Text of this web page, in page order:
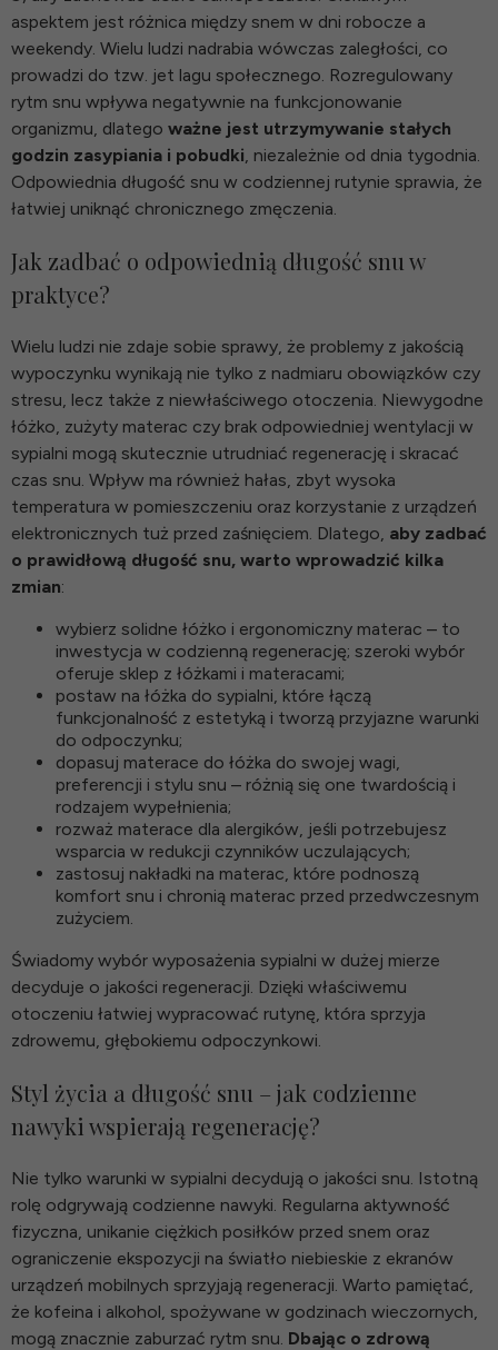
aspektem jest różnica między snem w dni robocze a
weekendy. Wielu ludzi nadrabia wówczas zaległości, co
prowadzi do tzw. jet lagu społecznego. Rozregulowany
rytm snu wpływa negatywnie na funkcjonowanie
organizmu, dlatego ważne jest utrzymywanie stałych
godzin zasypiania i pobudki , niezależnie od dnia tygodnia.
Odpowiednia długość snu w codziennej rutynie sprawia, że
łatwiej uniknąć chronicznego zmęczenia.
Jak zadbać o odpowiednią długość snu w
praktyce?
Wielu ludzi nie zdaje sobie sprawy, że problemy z jakością
wypoczynku wynikają nie tylko z nadmiaru obowiązków czy
stresu, lecz także z niewłaściwego otoczenia. Niewygodne
łóżko, zużyty materac czy brak odpowiedniej wentylacji w
sypialni mogą skutecznie utrudniać regenerację i skracać
czas snu. Wpływ ma również hałas, zbyt wysoka
temperatura w pomieszczeniu oraz korzystanie z urządzeń
elektronicznych tuż przed zaśnięciem. Dlatego, aby zadbać
o prawidłową długość snu, warto wprowadzić kilka
zmian:
wybierz solidne łóżko i ergonomiczny materac – to
inwestycja w codzienną regenerację; szeroki wybór
oferuje sklep z łóżkami i materacami;
postaw na łóżka do sypialni , które łączą
funkcjonalność z estetyką i tworzą przyjazne warunki
do odpoczynku;
dopasuj materace do łóżka do swojej wagi,
preferencji i stylu snu – różnią się one twardością i
rodzajem wypełnienia;
rozważ materace dla alergików , jeśli potrzebujesz
wsparcia w redukcji czynników uczulających;
zastosuj nakładki na materac , które podnoszą
komfort snu i chronią materac przed przedwczesnym
zużyciem.
Świadomy wybór wyposażenia sypialni w dużej mierze
decyduje o jakości regeneracji. Dzięki właściwemu
otoczeniu łatwiej wypracować rutynę, która sprzyja
zdrowemu, głębokiemu odpoczynkowi.
Styl życia a długość snu – jak codzienne
nawyki wspierają regenerację?
Nie tylko warunki w sypialni decydują o jakości snu. Istotną
rolę odgrywają codzienne nawyki. Regularna aktywność
fizyczna, unikanie ciężkich posiłków przed snem oraz
ograniczenie ekspozycji na światło niebieskie z ekranów
urządzeń mobilnych sprzyjają regeneracji. Warto pamiętać,
że kofeina i alkohol, spożywane w godzinach wieczornych,
mogą znacznie zaburzać rytm snu. Dbając o zdrową